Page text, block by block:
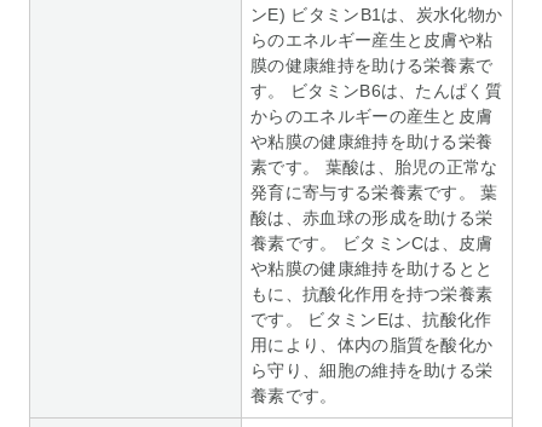
ンE) ビタミンB1は、炭水化物か
らのエネルギー産生と皮膚や粘
膜の健康維持を助ける栄養素で
す。 ビタミンB6は、たんぱく質
からのエネルギーの産生と皮膚
や粘膜の健康維持を助ける栄養
素です。 葉酸は、胎児の正常な
発育に寄与する栄養素です。 葉
酸は、赤血球の形成を助ける栄
養素です。 ビタミンCは、皮膚
や粘膜の健康維持を助けるとと
もに、抗酸化作用を持つ栄養素
です。 ビタミンEは、抗酸化作
用により、体内の脂質を酸化か
ら守り、細胞の維持を助ける栄
養素です。